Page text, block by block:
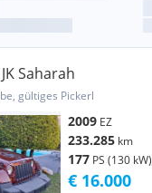
Saharah
gültiges Pickerl
2009 EZ
233.285 km
177 PS (130 kW)
€ 16.000